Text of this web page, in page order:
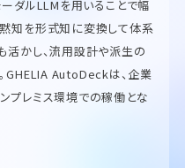
ダルLLMを用いることで幅
知を形式知に変換して体系
活かし、流用設計や派生の
GHELIA AutoDeckは、企業
プレミス環境での稼働とな